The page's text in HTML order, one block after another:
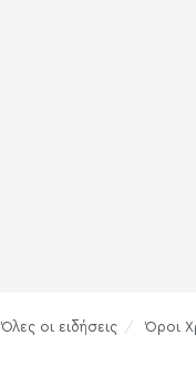
Όλες οι ειδήσεις
Όροι